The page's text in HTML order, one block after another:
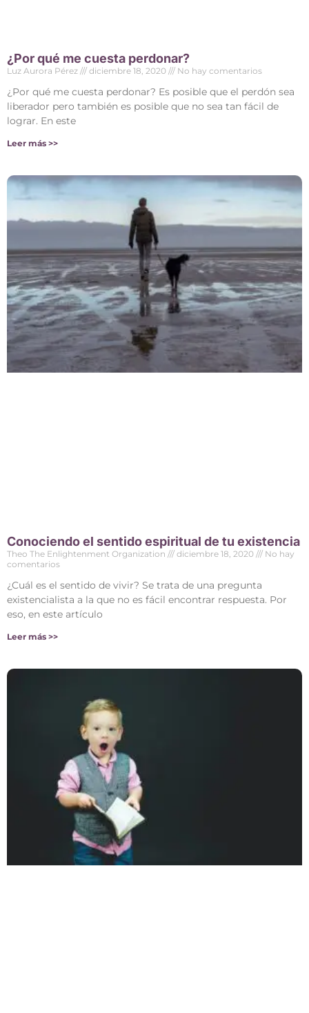
¿Por qué me cuesta perdonar?
Luz Aurora Pérez diciembre 18, 2020 No hay comentarios
¿Por qué me cuesta perdonar? Es posible que el perdón sea
liberador pero también es posible que no sea tan fácil de
lograr. En este
Leer más >>
Conociendo el sentido espiritual de tu existencia
Theo The Enlightenment Organization diciembre 18, 2020
No hay
comentarios
¿Cuál es el sentido de vivir? Se trata de una pregunta
existencialista a la que no es fácil encontrar respuesta. Por
eso, en este artículo
Leer más >>